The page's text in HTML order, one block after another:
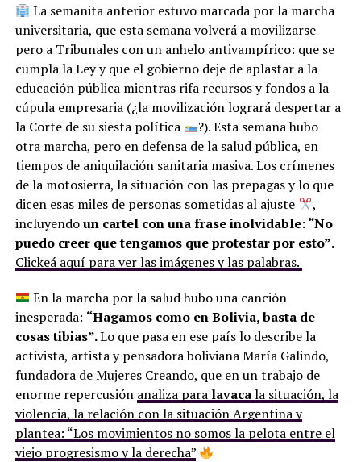
La semanita anterior estuvo marcada por la marcha
universitaria, que esta semana volverá a movilizarse
pero a Tribunales con un anhelo antivampírico: que se
cumpla la Ley y que el gobierno deje de aplastar a la
educación pública mientras rifa recursos y fondos a la
cúpula empresaria (¿la movilización logrará despertar a
la Corte de su siesta política
?). Esta semana hubo
otra marcha, pero en defensa de la salud pública, en
tiempos de aniquilación sanitaria masiva. Los crímenes
de la motosierra, la situación con las prepagas y lo que
dicen esas miles de personas sometidas al ajuste
,
incluyendoun cartel con una frase inolvidable: “No
puedo creer que tengamos que protestar por esto”.
Clickeá aquí para ver las imágenes y las palabras.
En la marcha por la salud hubo una canción
inesperada: “Hagamos como en Bolivia, basta de
cosas tibias”.Lo que pasa en ese país lo describe la
activista, artista y pensadora boliviana María Galindo,
fundadora de Mujeres Creando, que en un trabajo de
enorme repercusión analiza para lavacala situación, la
violencia, la relación con la situación Argentina y
plantea: “Los movimientos no somos la pelota entre el
viejo progresismo y la derecha”